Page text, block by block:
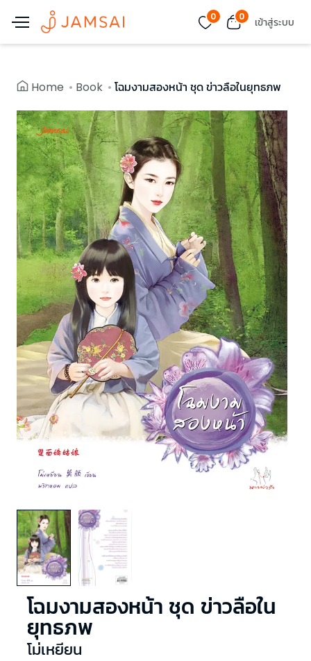
0 0 เข้าสู่ระบบ
Home Book โฉมงามสองหน้า ชุด ข่าวลือในยุทธภพ
โฉมงามสองหน้า ชุด ข่าวลือใน
ยุทธภพ
โม่เหยียน